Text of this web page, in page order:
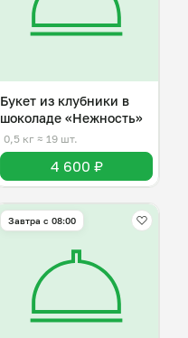
Букет из клубники в
шоколаде «Нежность»
0,5 кг ≈ 19 шт.
4 600 ₽
Завтра c 08:00